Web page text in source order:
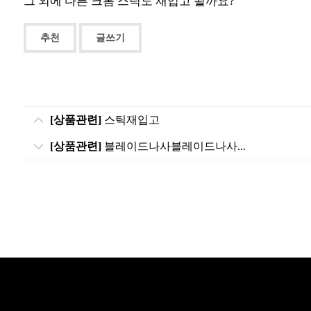
추천 글쓰기
[상품관련]스틱재입고
[상품관련]블레이드나사블레이드나사...